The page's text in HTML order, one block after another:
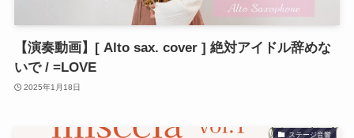
【演奏動画】[ Alto sax. cover ] 絶対アイドル辞めな
いで / =LOVE
2025年1月18日
ステージ音響